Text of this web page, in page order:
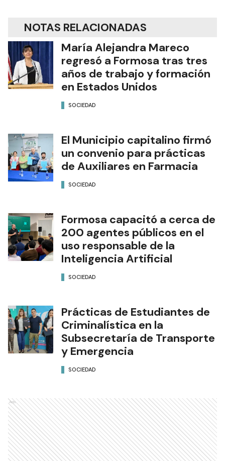
NOTAS RELACIONADAS
María Alejandra Mareco
regresó a Formosa tras tres
años de trabajo y formación
en Estados Unidos
SOCIEDAD
El Municipio capitalino firmó
un convenio para prácticas
de Auxiliares en Farmacia
SOCIEDAD
Formosa capacitó a cerca de
200 agentes públicos en el
uso responsable de la
Inteligencia Artificial
SOCIEDAD
Prácticas de Estudiantes de
Criminalística en la
Subsecretaría de Transporte
y Emergencia
SOCIEDAD
Ads